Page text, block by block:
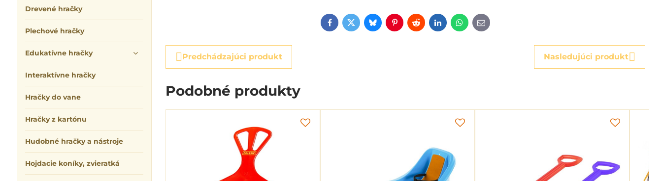
Facebook
TwitterBlueskyPinterest
RedditLinkedInWhatsApp
E-
mail
Predchádzajúci produkt Nasledujúci produkt
Podobné produkty
Drevené hračky
Plechové hračky
Edukatívne hračky
Interaktívne hračky
Hračky do vane
Hračky z kartónu
Hudobné hračky a nástroje
Hojdacie koníky, zvieratká